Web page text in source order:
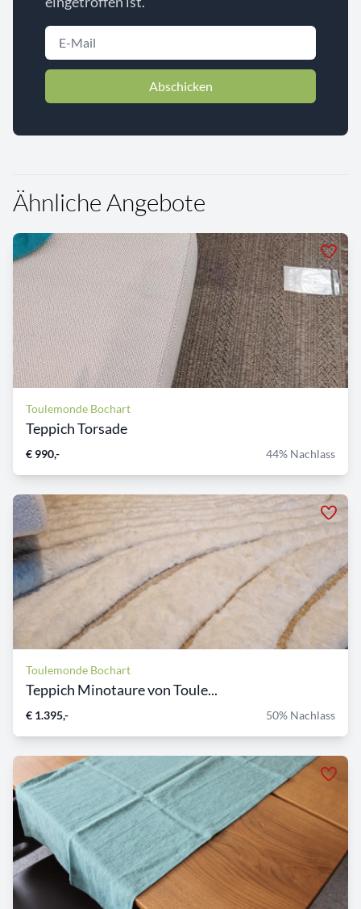
Abschicken
Ähnliche Angebote
Toulemonde Bochart
Teppich Torsade
€ 990,- 44% Nachlass
Toulemonde Bochart
Teppich Minotaure von Toule...
€ 1.395,- 50% Nachlass